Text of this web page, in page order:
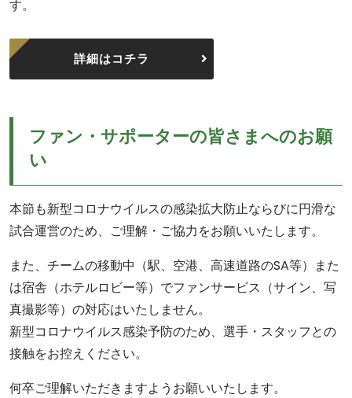
す。
詳細はコチラ
ファン・サポーターの皆さまへのお願
い
本節も新型コロナウイルスの感染拡大防止ならびに円滑な
試合運営のため、ご理解・ご協力をお願いいたします。
また、チームの移動中（駅、空港、高速道路のSA等）また
は宿舎（ホテルロビー等）でファンサービス（サイン、写
真撮影等）の対応はいたしません。
新型コロナウイルス感染予防のため、選手・スタッフとの
接触をお控えください。
何卒ご理解いただきますようお願いいたします。